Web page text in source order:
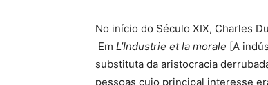
No início do Século XIX, Charles
Em L’Industrie et la morale [A
substituta da aristocracia
pessoas cujo principal interesse